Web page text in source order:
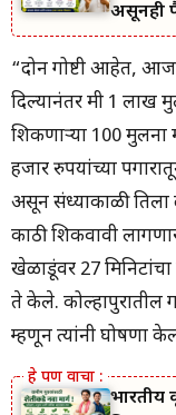
असूनही
माहिती
“दोन गोष्टी आहेत, आज
दिल्यानंतर मी 1 लाख
शिकणाऱ्या 100
हजार रुपयांच्या
असून संध्याकाळी तिला
काठी शिकवावी
खेळाडूंवर 27
ते केले. कोल्हापुरातील
म्हणून त्यांनी घोषणा
भारतीय